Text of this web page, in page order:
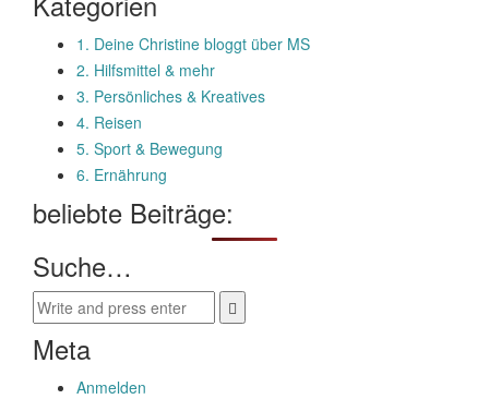
1. Deine Christine bloggt über MS
2. Hilfsmittel & mehr
3. Persönliches & Kreatives
4. Reisen
5. Sport & Bewegung
6. Ernährung
beliebte Beiträge:
Suche…
Meta
Anmelden